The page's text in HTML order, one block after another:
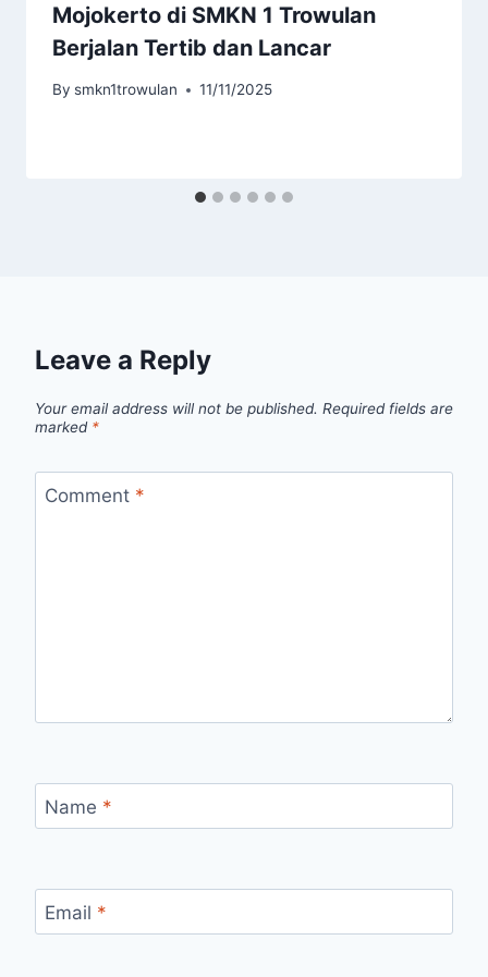
Mojokerto di SMKN 1 Trowulan
Berjalan Tertib dan Lancar
By smkn1trowulan 11/11/2025
Leave a Reply
Your email address will not be published. Required fields are
marked *
Comment *
Name *
Email *